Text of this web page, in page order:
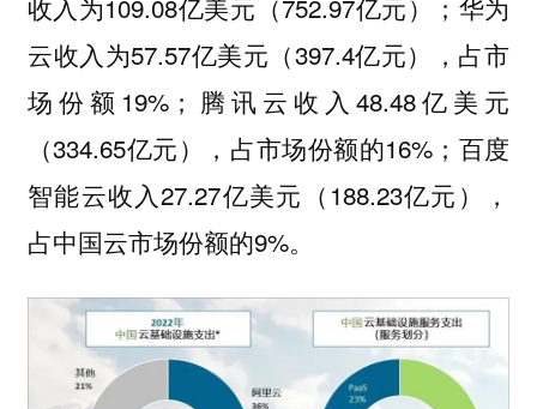
云收入为57.57亿美元（397.4亿元），占市
场份额19%；腾讯云收入48.48亿美元
（334.65亿元），占市场份额的16%；百度
智能云收入27.27亿美元（188.23亿元），
占中国云市场份额的9%。